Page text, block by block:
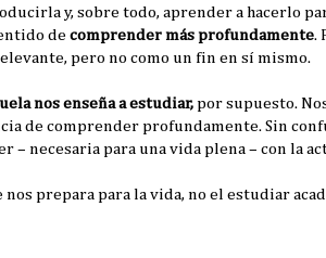
y, sobre todo, aprender a hacerlo
de comprender más profundamente.
pero no como un fin en sí mismo.
nos enseña a estudiar, por supuesto.
de comprender profundamente. Sin
– necesaria para una vida plena – con la
prepara para la vida, no el estudiar